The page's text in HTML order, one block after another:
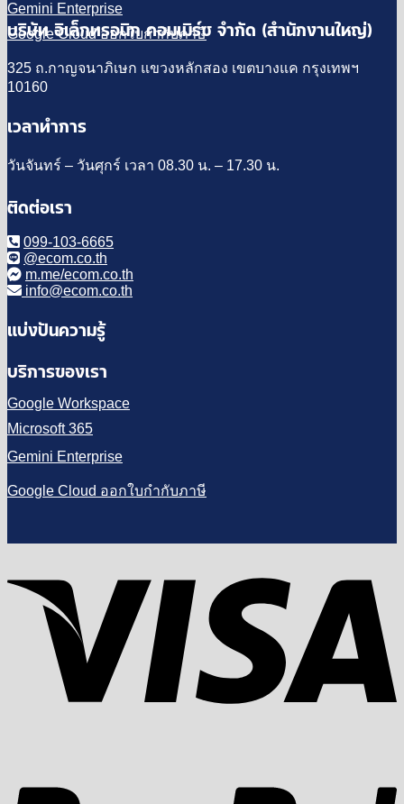
Gemini Enterprise
Google Cloud ออกใบกำกับภาษี
บริษัท อิเล็กทรอนิก คอมเมิร์ซ จำกัด (สำนักงานใหญ่)
325 ถ.กาญจนาภิเษก แขวงหลักสอง เขตบางแค กรุงเทพฯ
10160
เวลาทำการ
วันจันทร์ – วันศุกร์ เวลา 08.30 น. – 17.30 น.
ติดต่อเรา
099-103-6665
@ecom.co.th
m.me/ecom.co.th
info@ecom.co.th
แบ่งปันความรู้
บริการของเรา
Google Workspace
Microsoft 365
Gemini Enterprise
Google Cloud ออกใบกำกับภาษี